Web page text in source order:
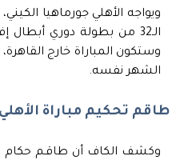
ويواجه الأهلي جورماهيا
الشهر نفسه.
طاقم تحكيم مباراة
وكشف الكاف أن طاقـم